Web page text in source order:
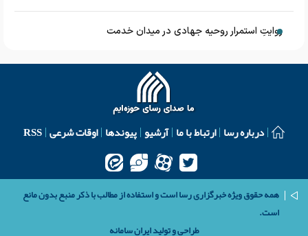
روایتِ استمرار روحیه جهادی در میدان خدمت
درباره رسا ارتباط با ما آرشیو پیوندها اوقات شرعی RSS
همه حقوق ویژه خبرگزاری رسا است و استفاده از مطالب با ذکر منبع بدون مانع
است.
طراحی و تولیدایران سامانه